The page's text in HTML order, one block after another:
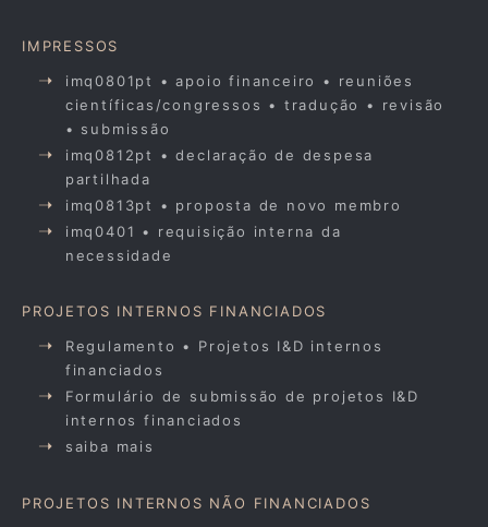
IMPRESSOS
imq0801pt • apoio financeiro • reuniões
científicas/congressos • tradução • revisão
• submissão
imq0812pt • declaração de despesa
partilhada
imq0813pt • proposta de novo membro
imq0401 • requisição interna da
necessidade
PROJETOS INTERNOS FINANCIADOS
Regulamento • Projetos I&D internos
financiados
Formulário de submissão de projetos I&D
internos financiados
saiba mais
PROJETOS INTERNOS NÃO FINANCIADOS